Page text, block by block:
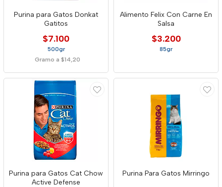
Purina para Gatos Donkat
Gatitos
$7.100
500gr
Gramo a $14,20
Alimento Felix Con Carne En
Salsa
$3.200
85gr
Purina para Gatos Cat Chow
Active Defense
Purina Para Gatos Mirringo